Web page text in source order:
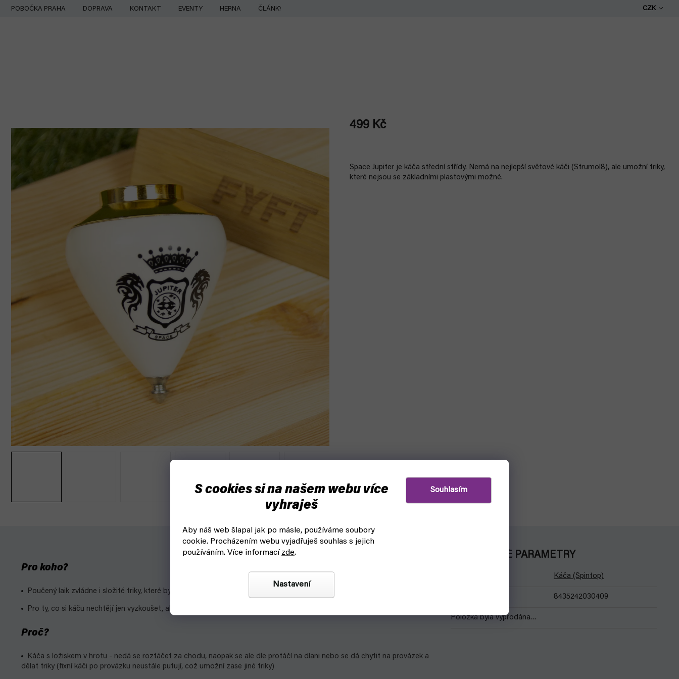
S cookies si na našem webu více
vyhraješ
Aby náš web šlapal jak po másle, používáme soubory
cookie. Procházením webu vyjadřuješ souhlas s jejich
používáním. Více informací zde.
Nastavení
Souhlasím
Přejít
POBOČKA PRAHA DOPRAVA KONTAKT EVENTY HERNA ČLÁNKY CZK
499 Kč
Space Jupiter je káča střední střídy. Nemá na nejlepší světové káči (Strumol8), ale umožní triky,
které nejsou se základními plastovými možné.
Pro koho?
Poučený laik zvládne i složité triky, které by s plastovou nešly.
Pro ty, co si káču nechtějí jen vyzkoušet, ale nepotřebují kupovat nejvyšší level
Proč?
Káča s ložiskem v hrotu - nedá se roztáčet za chodu, naopak se ale dle protáčí na dlani nebo se dá chytit na provázek a
dělat triky (fixní káči po provázku neustále putují, což umožní zase jiné triky)
DOPLŇKOVÉ PARAMETRY
Káča (Spintop)
8435242030409
Položka byla vyprodána…